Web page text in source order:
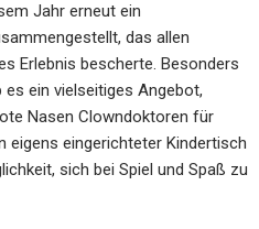
Jahr erneut ein
das allen
Erlebnis bescherte. Besonders
ein vielseitiges Angebot,
Nasen Clowndoktoren für
eigens eingerichteter Kindertisch
sich bei Spiel und Spaß zu